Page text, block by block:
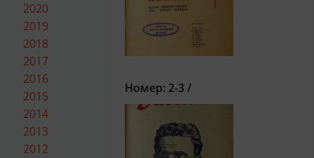
2020
2019
2018
2017
2016
2015
2014
2013
2012
Номер: 2-3 /